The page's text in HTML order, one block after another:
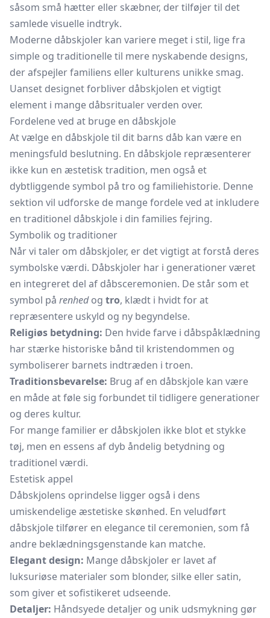
såsom små hætter eller skæbner, der tilføjer til det
samlede visuelle indtryk.
Moderne dåbskjoler kan variere meget i stil, lige fra
simple og traditionelle til mere nyskabende designs,
der afspejler familiens eller kulturens unikke smag.
Uanset designet forbliver dåbskjolen et vigtigt
element i mange dåbsritualer verden over.
Fordelene ved at bruge en dåbskjole
At vælge en dåbskjole til dit barns dåb kan være en
meningsfuld beslutning. En dåbskjole repræsenterer
ikke kun en æstetisk tradition, men også et
dybtliggende symbol på tro og familiehistorie. Denne
sektion vil udforske de mange fordele ved at inkludere
en traditionel dåbskjole i din families fejring.
Symbolik og traditioner
Når vi taler om dåbskjoler, er det vigtigt at forstå deres
symbolske værdi. Dåbskjoler har i generationer været
en integreret del af dåbsceremonien. De står som et
symbol på renhedog tro, klædt i hvidt for at
repræsentere uskyld og ny begyndelse.
Religiøs betydning: Den hvide farve i dåbspåklædning
har stærke historiske bånd til kristendommen og
symboliserer barnets indtræden i troen.
Traditionsbevarelse: Brug af en dåbskjole kan være
en måde at føle sig forbundet til tidligere generationer
og deres kultur.
For mange familier er dåbskjolen ikke blot et stykke
tøj, men en essens af dyb åndelig betydning og
traditionel værdi.
Estetisk appel
Dåbskjolens oprindelse ligger også i dens
umiskendelige æstetiske skønhed. En veludført
dåbskjole tilfører en elegance til ceremonien, som få
andre beklædningsgenstande kan matche.
Elegant design: Mange dåbskjoler er lavet af
luksuriøse materialer som blonder, silke eller satin,
som giver et sofistikeret udseende.
Detaljer: Håndsyede detaljer og unik udsmykning gør